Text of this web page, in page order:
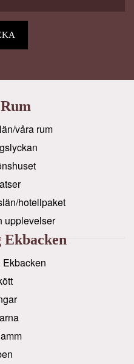
våra rum
hotellpaket
upplevelser
Ekbacken
Ekbacken